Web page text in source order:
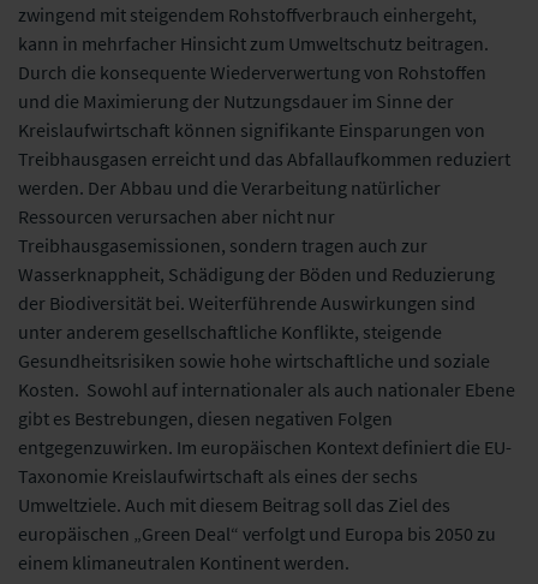
zwingend mit steigendem Rohstoffverbrauch einhergeht,
kann in mehrfacher Hinsicht zum Umweltschutz beitragen.
Durch die konsequente Wiederverwertung von Rohstoffen
und die Maximierung der Nutzungsdauer im Sinne der
Kreislaufwirtschaft können signifikante Einsparungen von
Treibhausgasen erreicht und das Abfallaufkommen reduziert
werden. Der Abbau und die Verarbeitung natürlicher
Ressourcen verursachen aber nicht nur
Treibhausgasemissionen, sondern tragen auch zur
Wasserknappheit, Schädigung der Böden und Reduzierung
der Biodiversität bei. Weiterführende Auswirkungen sind
unter anderem gesellschaftliche Konflikte, steigende
Gesundheitsrisiken sowie hohe wirtschaftliche und soziale
Kosten. Sowohl auf internationaler als auch nationaler Ebene
gibt es Bestrebungen, diesen negativen Folgen
entgegenzuwirken. Im europäischen Kontext definiert die EU-
Taxonomie Kreislaufwirtschaft als eines der sechs
Umweltziele. Auch mit diesem Beitrag soll das Ziel des
europäischen „Green Deal“ verfolgt und Europa bis 2050 zu
einem klimaneutralen Kontinent werden.